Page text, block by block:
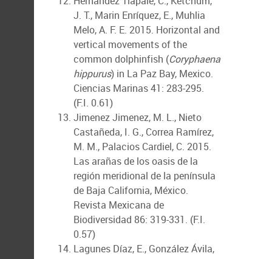
J. T., Marin Enríquez, E., Muhlia
Melo, A. F. E. 2015. Horizontal and
vertical movements of the
common dolphinfish (Coryphaena
hippurus) in La Paz Bay, Mexico.
Ciencias Marinas 41: 283-295.
(F.I. 0.61)
Jimenez Jimenez, M. L., Nieto
Castañeda, I. G., Correa Ramírez,
M. M., Palacios Cardiel, C. 2015.
Las arañas de los oasis de la
región meridional de la península
de Baja California, México.
Revista Mexicana de
Biodiversidad 86: 319-331. (F.I.
0.57)
Lagunes Díaz, E., González Ávila,